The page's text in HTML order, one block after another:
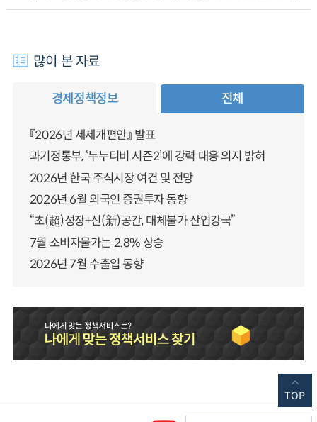
많이 본 자료
경제정책정보 전체
『2026년 세제개편안』 발표
과기정통부, ‘누누티비 시즌2’에 강력 대응 의지 밝혀
2026년 한국 주식시장 여건 및 전망
2026년 6월 외국인 증권투자 동향
“초(超)성장+신(新)공간, 대체불가 산업강국”
7월 소비자물가는 2.8% 상승
2026년 7월 수출입 동향
TOP